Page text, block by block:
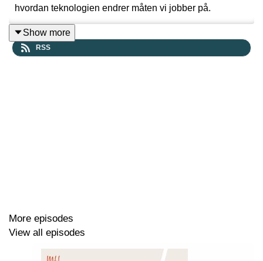
hvordan teknologien endrer måten vi jobber på.
Show more
RSS
More episodes
View all episodes